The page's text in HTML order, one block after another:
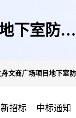
下室防水
舟文商广场项目地下室
招标 中标通知